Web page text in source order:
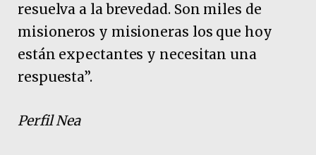
resuelva a la brevedad. Son miles de
misioneros y misioneras los que hoy
están expectantes y necesitan una
respuesta”.
Perfil Nea